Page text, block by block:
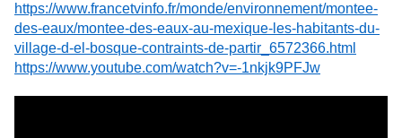
https://www.francetvinfo.fr/monde/environnement/montee-
des-eaux/montee-des-eaux-au-mexique-les-habitants-du-
village-d-el-bosque-contraints-de-partir_6572366.html
https://www.youtube.com/watch?v=-1nkjk9PFJw